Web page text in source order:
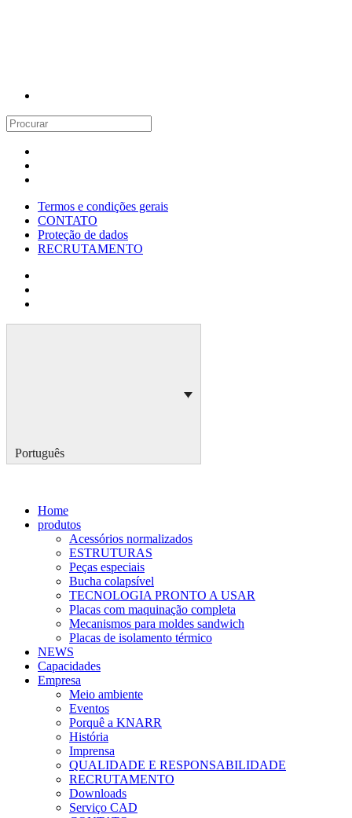
Termos e condições gerais
CONTATO
Proteção de dados
RECRUTAMENTO
Português
Home
produtos
Acessórios normalizados
ESTRUTURAS
Peças especiais
Bucha colapsível
TECNOLOGIA PRONTO A USAR
Placas com maquinação completa
Mecanismos para moldes sandwich
Placas de isolamento térmico
NEWS
Capacidades
Empresa
Meio ambiente
Eventos
Porquê a KNARR
História
Imprensa
QUALIDADE E RESPONSABILIDADE
RECRUTAMENTO
Downloads
Serviço CAD